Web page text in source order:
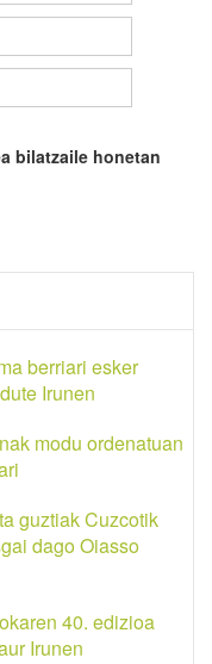
bilatzaile honetan
berriari esker
Irunen
modu ordenatuan
guztiak Cuzcotik
dago Oiasso
40. edizioa
Irunen